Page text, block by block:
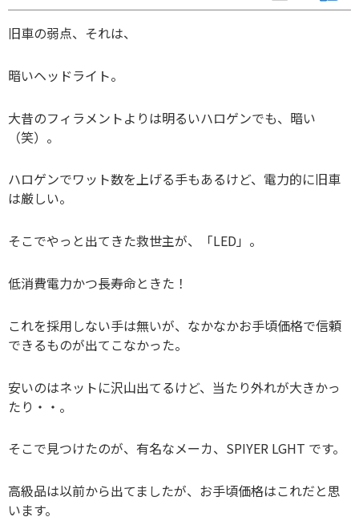
旧車の弱点、それは、
暗いヘッドライト。
大昔のフィラメントよりは明るいハロゲンでも、暗い
（笑）。
ハロゲンでワット数を上げる手もあるけど、電力的に旧車
は厳しい。
そこでやっと出てきた救世主が、「LED」。
低消費電力かつ長寿命ときた！
これを採用しない手は無いが、なかなかお手頃価格で信頼
できるものが出てこなかった。
安いのはネットに沢山出てるけど、当たり外れが大きかっ
たり・・。
そこで見つけたのが、有名なメーカ、SPIYER LGHT です。
高級品は以前から出てましたが、お手頃価格はこれだと思
います。